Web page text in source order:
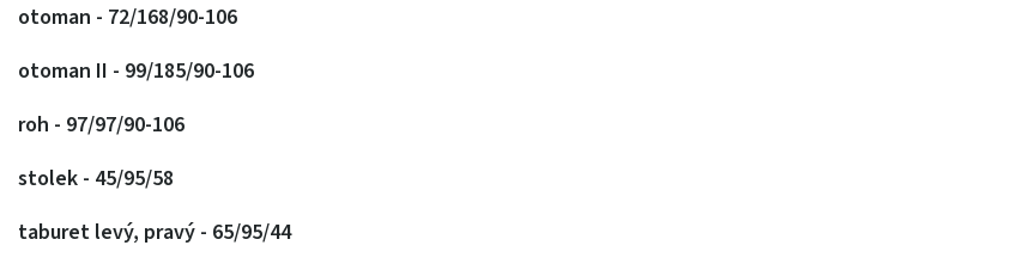
otoman - 72/168/90-106
otoman II - 99/185/90-106
roh - 97/97/90-106
stolek - 45/95/58
taburet levý, pravý - 65/95/44